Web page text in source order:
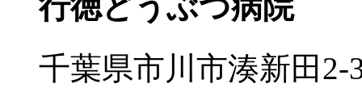
行徳どうぶつ病院
千葉県市川市湊新田2-